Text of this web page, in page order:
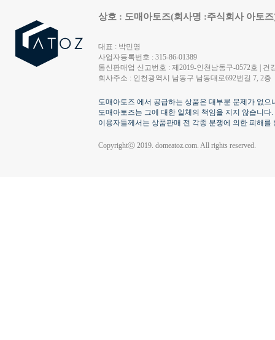
상호 : 도매아토즈(회사명 :주식회사 아토
대표 : 박민영
사업자등록번호 : 315-86-01389
통신판매업 신고번호 : 제2019-인천남동구-0572호 | 건
회사주소 : 인천광역시 남동구 남동대로692번길 7, 2층
도매아토즈 에서 공급하는 상품은 대부분 문제가 없
도매아토즈는 그에 대한 일체의 책임을 지지 않습니다.
이용자들께서는 상품판매 전 각종 분쟁에 의한 피해
Copyrightⓒ 2019. domeatoz.com. All rights reserved.